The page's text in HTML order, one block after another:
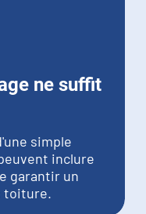
ne suffit
simple
inclure
garantir un
toiture.